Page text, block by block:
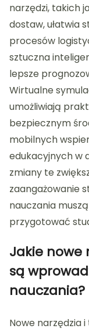
narzędzi, takich
dostaw, ułatwia
procesów
sztuczna
lepsze
Wirtualne
umożliwiają
bezpiecznym
mobilnych
edukacyjnych w
zmiany te
zaangażowanie
nauczania
przygotować
Jakie nowe
są
nauczania?
Nowe narzędzia